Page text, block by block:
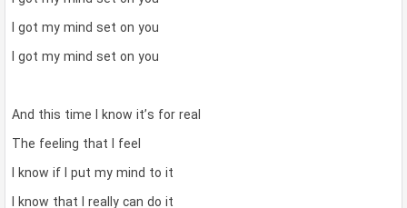
I got my mind set on you
I got my mind set on you
And this time I know it’s for real
The feeling that I feel
I know if I put my mind to it
I know that I really can do it